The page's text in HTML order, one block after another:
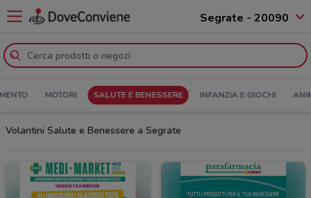
Segrate - 20090
MOTORI SALUTE E BENESSERE INFANZIA E GIOCHI
Volantini Salute e Benessere a Segrate